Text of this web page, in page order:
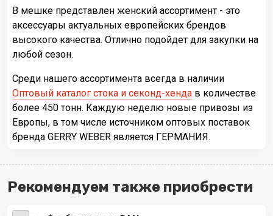
В мешке представлен женский ассортимент - это
аксессуары актуальных европейских брендов
высокого качества. Отлично подойдет для закупки на
любой сезон.
Среди нашего ассортимента всегда в наличии
Оптовый каталог стока и секонд-хенда в количестве
более 450 тонн. Каждую неделю новые привозы из
Европы, в том числе источником оптовых поставок
бренда GERRY WEBER является ГЕРМАНИЯ.
Рекомендуем также приобрести